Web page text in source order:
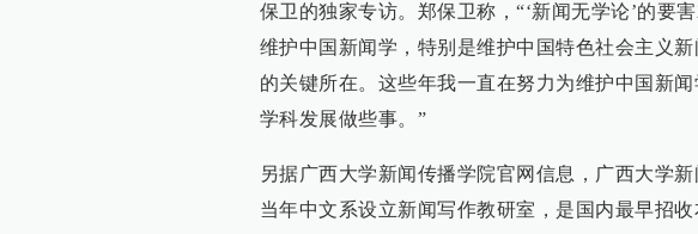
保卫的独家专访。郑保卫称，“‘新闻无学论’的要
维护中国新闻学，特别是维护中国特色社会主义
的关键所在。这些年我一直在努力为维护中国新
学科发展做些事。”
另据广西大学新闻传播学院官网信息，广西大学
当年中文系设立新闻写作教研室，是国内最早招